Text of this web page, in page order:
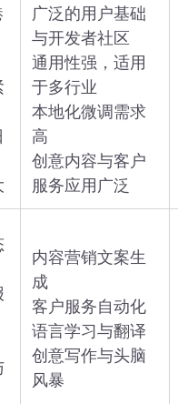
广泛的用户基础
与开发者社区
通用性强，适用
于多行业
本地化微调需求
高
创意内容与客户
服务应用广泛
内容营销文案生
成
客户服务自动化
语言学习与翻译
创意写作与头脑
风暴